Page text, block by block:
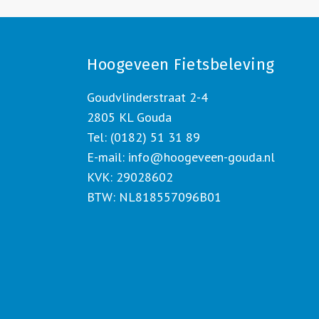
Hoogeveen Fietsbeleving
Goudvlinderstraat 2-4
2805 KL Gouda
Tel: (0182) 51 31 89
E-mail: info@hoogeveen-gouda.nl
KVK: 29028602
BTW: NL818557096B01